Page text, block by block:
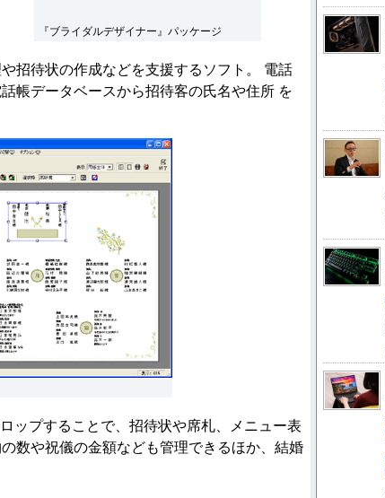
『ブライダルデザイナー』パッケージ
招待状の作成などを支援するソフト。 電話
帳データベースから招待客の氏名や住所 を
ップすることで、招待状や席札、メニュー表
数や祝儀の金額なども管理できるほか、結婚